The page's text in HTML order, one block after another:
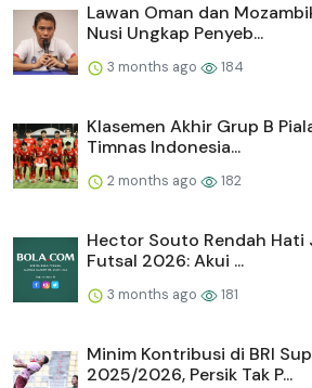
Lawan Oman dan
Nusi Ungkap Penyeb...
3 months ago 184
Klasemen Akhir Grup B
Timnas Indonesia...
2 months ago 182
Hector Souto Rendah Hati
Futsal 2026: Akui ...
3 months ago 181
Minim Kontribusi di BRI
2025/2026, Persik Tak P...